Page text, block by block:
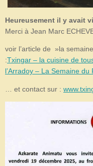
Heureusement il y avait
Merci à Jean Marc
voir l’article de »la
:Txingar – la cuisine de
l’Arradoy – La Semaine du
… et contact sur :